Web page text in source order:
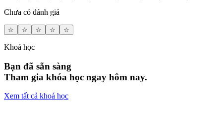
Chưa có đánh giá
☆ ☆ ☆ ☆ ☆
Khoá học
Bạn đã sẵn sàng
Tham gia khóa học ngay hôm nay.
Xem tất cả khoá học